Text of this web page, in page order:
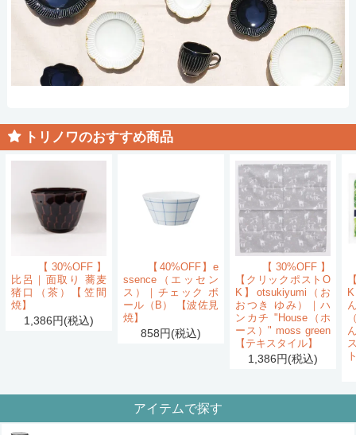
トリノワのおすすめ商品
【30%OFF】
比呂｜面取り 蕎麦
猪口（茶）【笠間
焼】
1,386円(税込)
【40%OFF】e
ssence（エッセン
ス）｜チェック ボ
ール（B） 【波佐見
焼】
858円(税込)
【30%OFF】
【クリックポストO
K】otsukiyumi（お
おつき ゆみ）｜ハ
ンカチ "House（ホ
ース）" moss green
【テキスタイル】
1,386円(税込)
アイテムで探す